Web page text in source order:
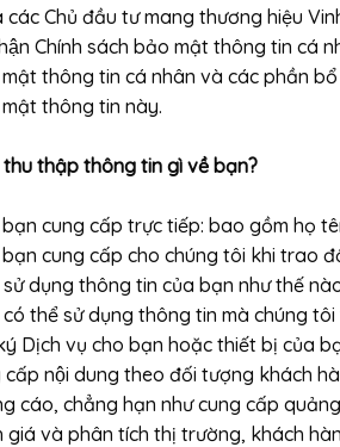
các Chủ đầu tư mang thương hiệu
Chính sách bảo mật thông tin cá
thông tin cá nhân và các phần
thông tin này.
thu thập thông tin gì về bạn?
cung cấp trực tiếp: bao gồm họ
cung cấp cho chúng tôi khi trao
dụng thông tin của bạn như thế
thể sử dụng thông tin mà chúng
Dịch vụ cho bạn hoặc thiết bị của
cấp nội dung theo đối tượng khách
cáo, chẳng hạn như cung cấp
giá và phân tích thị trường, khách